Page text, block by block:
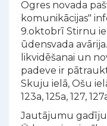
Ogres novada
komunikācijas"
9.oktobrī Stirnu
ūdensvada
likvidēšanai un
padeve ir
Skuju ielā, Ošu
123a, 125a, 127,
Jautājumu